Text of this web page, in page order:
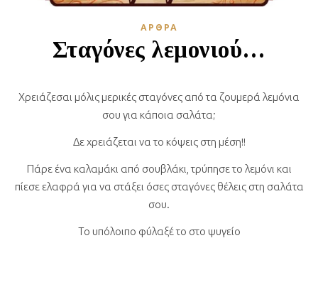
ΑΡΘΡΑ
Σταγόνες λεμονιού…
Χρειάζεσαι μόλις μερικές σταγόνες από τα ζουμερά λεμόνια
σου για κάποια σαλάτα;
Δε χρειάζεται να το κόψεις στη μέση!!
Πάρε ένα καλαμάκι από σουβλάκι, τρύπησε το λεμόνι και
πίεσε ελαφρά για να στάξει όσες σταγόνες θέλεις στη σαλάτα
σου.
Το υπόλοιπο φύλαξέ το στο ψυγείο